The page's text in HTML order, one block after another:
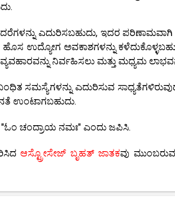
ಎದುರಿಸಬಹುದು, ಇದರ
ಉದ್ಯೋಗ ಅವಕಾಶಗಳನ್ನು
ವ್ಯವಹಾರವನ್ನು ನಿರ್ವಹಿಸಲು ಮತ್ತು ಮಧ್ಯಮ
ಸಮಸ್ಯೆಗಳನ್ನು ಎದುರಿಸುವ
ಉಂಟಾಗಬಹುದು.
"ಓಂ ಚಂದ್ರಾಯ ನಮಃ" ಎಂದು ಜಪಿಸಿ.
ಆಸ್ಟ್ರೋಸೇಜ್ ಬೃಹತ್ ಜಾತಕವು